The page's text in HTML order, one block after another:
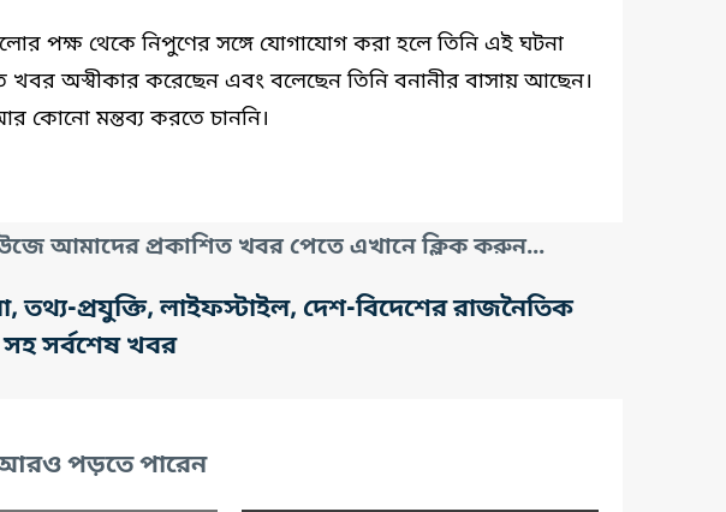
পক্ষ থেকে নিপুণের সঙ্গে যোগাযোগ করা হলে তিনি এই ঘটনা
খবর অস্বীকার করেছেন এবং বলেছেন তিনি বনানীর বাসায় আছেন।
কোনো মন্তব্য করতে চাননি।
আমাদের প্রকাশিত খবর পেতে এখানে ক্লিক করুন...
তথ্য-প্রযুক্তি, লাইফস্টাইল, দেশ-বিদেশের রাজনৈতিক
সহ সর্বশেষ খবর
পড়তে পারেন